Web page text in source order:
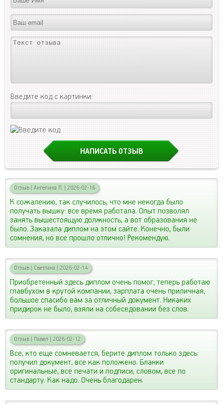
Введите код с картинки:
Отзыв | Ангелина П. | 2026-02-16
К сожалению, так случилось, что мне некогда было
получать вышку: все время работала. Опыт позволял
занять вышестоящую должность, а вот образования не
было. Заказала диплом на этом сайте. Конечно, были
сомнения, но все прошло отлично! Рекомендую.
Отзыв | Светлана | 2026-02-14
Приобретенный здесь диплом очень помог, теперь работаю
главбухом в крутой компании, зарплата очень приличная,
большое спасибо вам за отличный документ. Никаких
придирок не было, взяли на собеседовании без слов.
Отзыв | Павел | 2026-02-12
Все, кто еще сомневается, берите диплом только здесь:
получил документ, все как положено. Бланки
оригинальные, все печати и подписи, словом, все по
стандарту. Как надо. Очень благодарен.